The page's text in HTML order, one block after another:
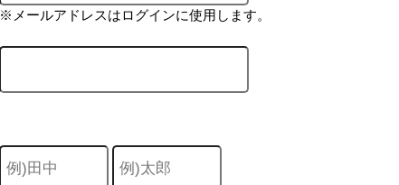
※メールアドレスはログインに使用します。